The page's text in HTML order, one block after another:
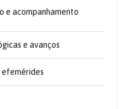
e acompanhamento
e avanços